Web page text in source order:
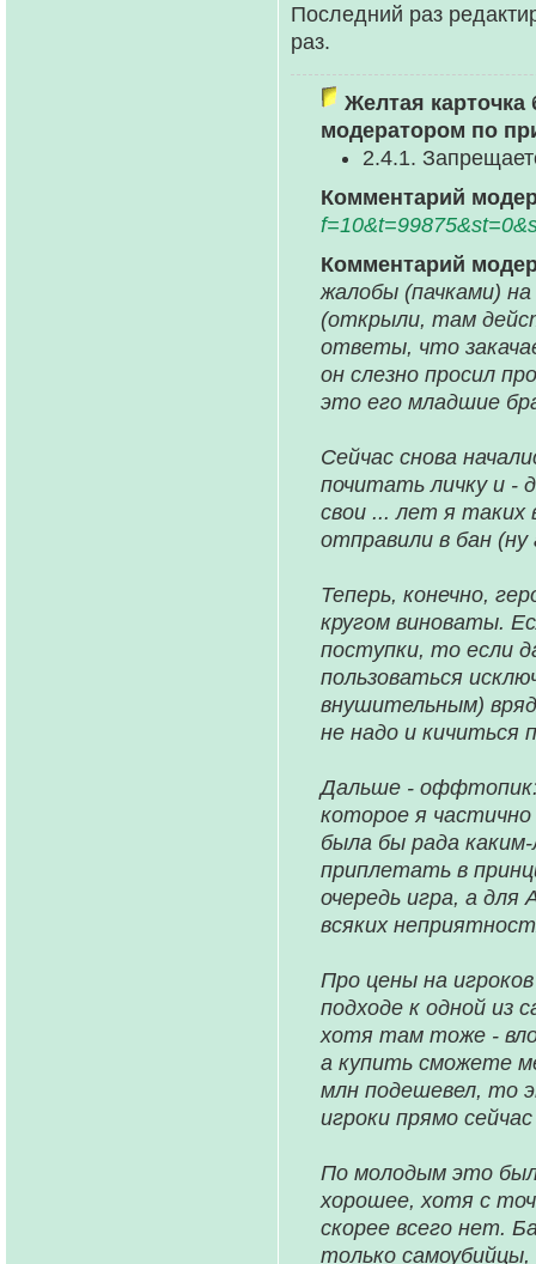
Последний раз
раз.
Желтая карточка
модератором по
2.4.1.
Комментарий
Комментарий
жалобы (пачками)
(открыли, там
ответы, что
он слезно просил
это его младшие
Сейчас снова
почитать личку и -
свои ... лет я таких
отправили в бан
Теперь, конечно,
кругом виноваты.
поступки, то если
пользоваться
внушительным)
не надо и кичиться
Дальше -
которое я
была бы рада
приплетать в
очередь игра, а
всяких
Про цены на
подходе к одной из
хотя там тоже -
а купить сможете
млн подешевел, то
игроки прямо
По молодым это
хорошее, хотя с
скорее всего нет.
только